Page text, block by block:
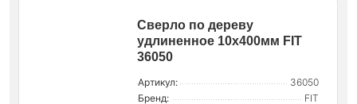
Сверло по дереву
удлиненное 10х400мм FIT
36050
Артикул:
36050
Бренд:
FIT